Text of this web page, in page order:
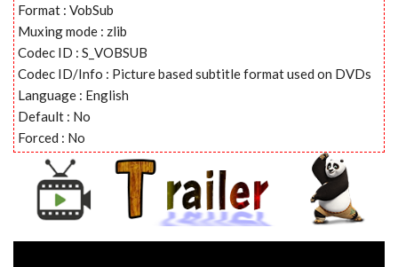
Format : VobSub
Muxing mode : zlib
Codec ID : S_VOBSUB
Codec ID/Info : Picture based subtitle format used on DVDs
Language : English
Default : No
Forced : No